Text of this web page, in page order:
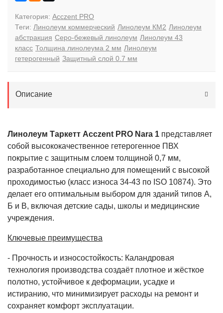
Категория: Acczent PRO
Теги: Линолеум коммерческий Линолеум КМ2 Линолеум
абстракция Серо-бежевый линолеум Линолеум 43
класс Толщина линолеума 2 мм Линолеум
гетерогенный Защитный слой 0.7 мм
Описание
Линолеум Таркетт Acczent PRO Nara 1 представляет
собой высококачественное гетерогенное ПВХ
покрытие с защитным слоем толщиной 0,7 мм,
разработанное специально для помещений с высокой
проходимостью (класс износа 34-43 по ISO 10874). Это
делает его оптимальным выбором для зданий типов А,
Б и В, включая детские сады, школы и медицинские
учреждения.
Ключевые преимущества
- Прочность и износостойкость: Каландровая
технология производства создаёт плотное и жёсткое
полотно, устойчивое к деформации, усадке и
истиранию, что минимизирует расходы на ремонт и
сохраняет комфорт эксплуатации.